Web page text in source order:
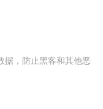
据，防止黑客和其他恶